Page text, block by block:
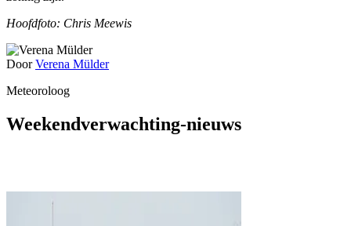
Hoofdfoto: Chris Meewis
DoorVerena Mülder
Meteoroloog
Weekendverwachting-nieuws